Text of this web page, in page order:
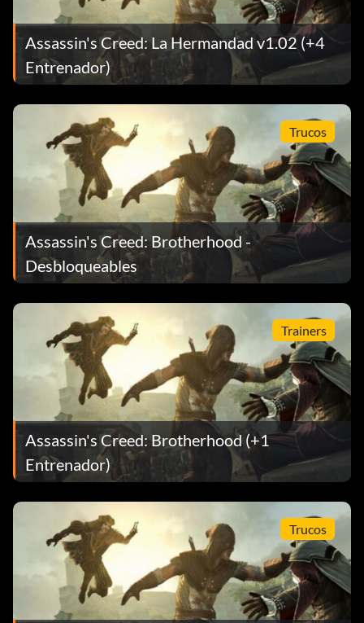
Assassin's Creed: La Hermandad v1.02 (+4
Entrenador)
Trucos
Assassin's Creed: Brotherhood -
Desbloqueables
Trainers
Assassin's Creed: Brotherhood (+1
Entrenador)
Trucos